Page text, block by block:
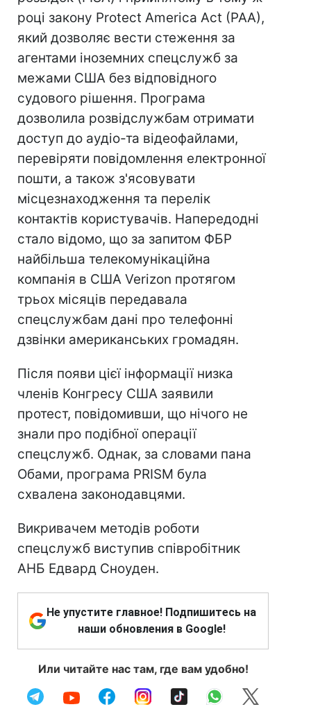
році закону Protect America Act (PAA),
який дозволяє вести стеження за
агентами іноземних спецслужб за
межами США без відповідного
судового рішення. Програма
дозволила розвідслужбам отримати
доступ до аудіо-та відеофайлами,
перевіряти повідомлення електронної
пошти, а також з'ясовувати
місцезнаходження та перелік
контактів користувачів. Напередодні
стало відомо, що за запитом ФБР
найбільша телекомунікаційна
компанія в США Verizon протягом
трьох місяців передавала
спецслужбам дані про телефонні
дзвінки американських громадян.
Після появи цієї інформації низка
членів Конгресу США заявили
протест, повідомивши, що нічого не
знали про подібної операції
спецслужб. Однак, за словами пана
Обами, програма PRISM була
схвалена законодавцями.
Викривачем методів роботи
спецслужб виступив співробітник
АНБ Едвард Сноуден.
Не упустите главное! Подпишитесь на
наши обновления в Google!
Или читайте нас там, где вам удобно!